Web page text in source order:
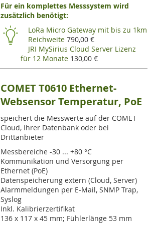
Für ein komplettes Messsystem wird
zusätzlich benötigt:
LoRa Micro Gateway mit bis zu 1km
Reichweite 790,00 €
JRI MySirius Cloud Server Lizenz
für 12 Monate 130,00 €
COMET T0610 Ethernet-
Websensor Temperatur, PoE
speichert die Messwerte auf der COMET
Cloud, Ihrer Datenbank oder bei
Drittanbieter
Messbereiche -30 ... +80 °C
Kommunikation und Versorgung per
Ethernet (PoE)
Datenspeicherung extern (Cloud, Server)
Alarmmeldungen per E-Mail, SNMP Trap,
Syslog
Inkl. Kalibrierzertifikat
136 x 117 x 45 mm; Fühlerlänge 53 mm